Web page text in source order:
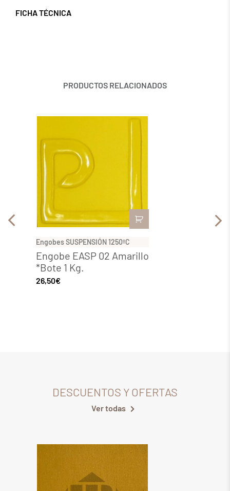
FICHA TÉCNICA
PRODUCTOS RELACIONADOS
Engobes SUSPENSIÓN 1250ºC
Engobe EASP 02 Amarillo
*Bote 1 Kg.
26,50€
DESCUENTOS Y OFERTAS
Ver todas